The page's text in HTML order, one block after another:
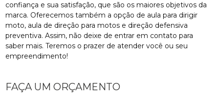
confiança e sua satisfação, que são os maiores objetivos da
marca. Oferecemos também a opção de aula para dirigir
moto, aula de direção para motos e direção defensiva
preventiva. Assim, não deixe de entrar em contato para
saber mais. Teremos o prazer de atender você ou seu
empreendimento!
FAÇA UM ORÇAMENTO